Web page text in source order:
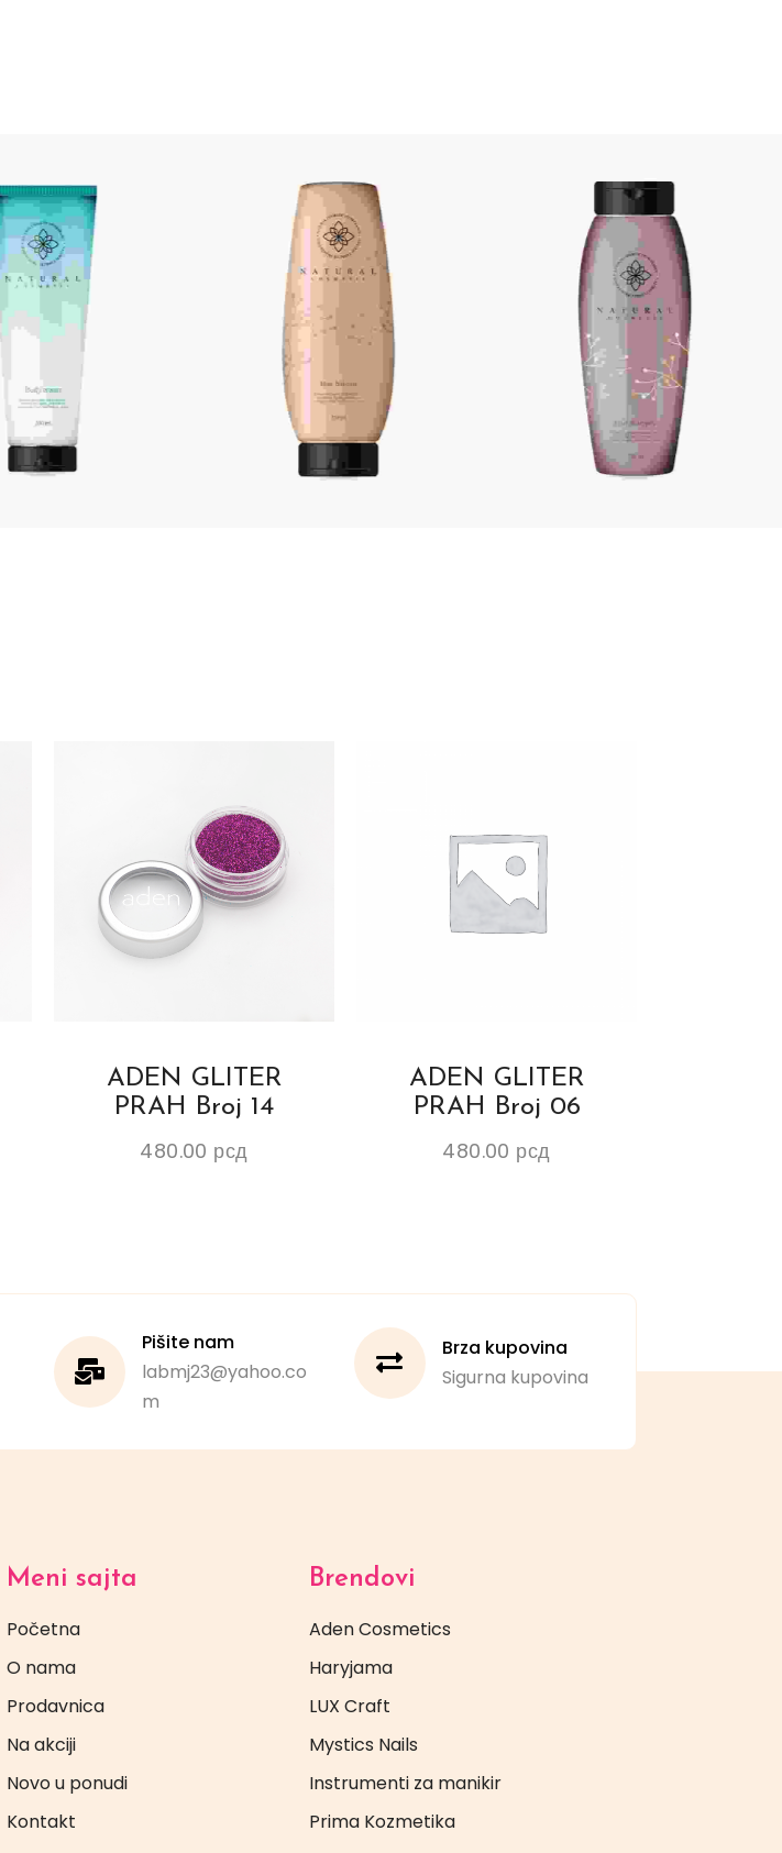
ADEN GLITER
PRAH Broj 14
480.00 рсд
ADEN GLITER
PRAH Broj 06
480.00 рсд
Pišite nam
labmj23@yahoo.co
m
Brza kupovina
Sigurna kupovina
Meni sajta
Početna
O nama
Prodavnica
Na akciji
Novo u ponudi
Kontakt
Brendovi
Aden Cosmetics
Haryjama
LUX Craft
Mystics Nails
Instrumenti za manikir
Prima Kozmetika